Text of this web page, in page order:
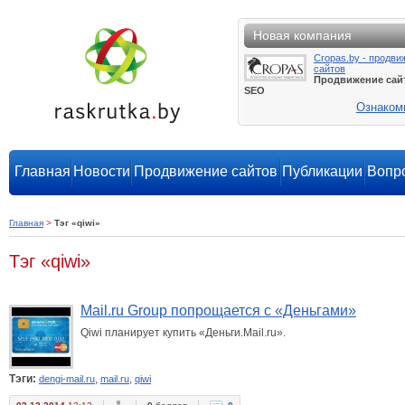
Новая компания
Cropas.by -
сайтов
Продвижение
SEO
Главная Новости Продвижение сайтов Публикации
Главная > Тэг «qiwi»
Тэг «qiwi»
Mail.ru Group попрощается с «Деньгами»
Qiwi планирует купить «Деньги.Mail.ru».
Тэги: dengi-mail.ru, mail.ru, qiwi